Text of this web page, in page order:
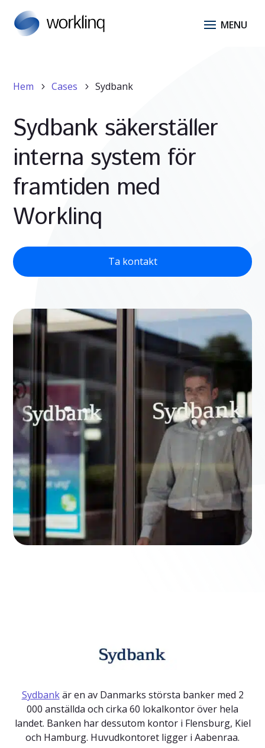
Hem 5 Cases 5 Sydbank
Sydbank säkerställer
interna system för
framtiden med
Worklinq
Ta kontakt
Sydbankär en av Danmarks största banker med 2
000 anställda och cirka 60 lokalkontor över hela
landet. Banken har dessutom kontor i Flensburg, Kiel
och Hamburg. Huvudkontoret ligger i Aabenraa.